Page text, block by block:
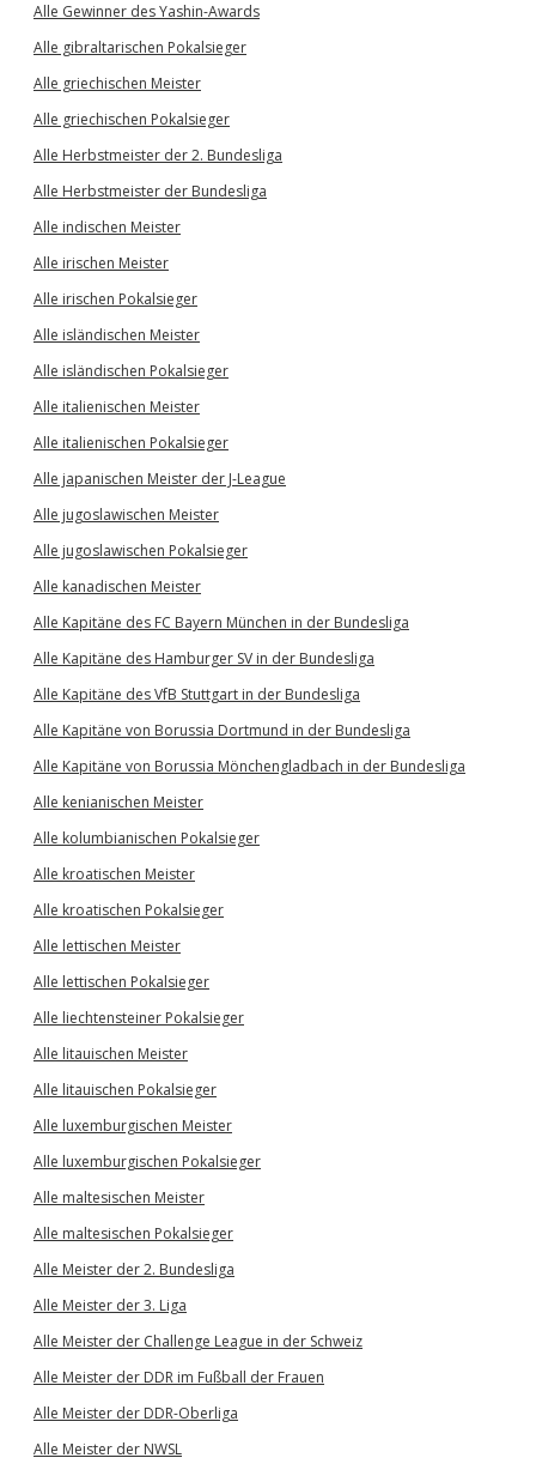
Alle Gewinner des Yashin-Awards
Alle gibraltarischen Pokalsieger
Alle griechischen Meister
Alle griechischen Pokalsieger
Alle Herbstmeister der 2. Bundesliga
Alle Herbstmeister der Bundesliga
Alle indischen Meister
Alle irischen Meister
Alle irischen Pokalsieger
Alle isländischen Meister
Alle isländischen Pokalsieger
Alle italienischen Meister
Alle italienischen Pokalsieger
Alle japanischen Meister der J-League
Alle jugoslawischen Meister
Alle jugoslawischen Pokalsieger
Alle kanadischen Meister
Alle Kapitäne des FC Bayern München in der Bundesliga
Alle Kapitäne des Hamburger SV in der Bundesliga
Alle Kapitäne des VfB Stuttgart in der Bundesliga
Alle Kapitäne von Borussia Dortmund in der Bundesliga
Alle Kapitäne von Borussia Mönchengladbach in der Bundesliga
Alle kenianischen Meister
Alle kolumbianischen Pokalsieger
Alle kroatischen Meister
Alle kroatischen Pokalsieger
Alle lettischen Meister
Alle lettischen Pokalsieger
Alle liechtensteiner Pokalsieger
Alle litauischen Meister
Alle litauischen Pokalsieger
Alle luxemburgischen Meister
Alle luxemburgischen Pokalsieger
Alle maltesischen Meister
Alle maltesischen Pokalsieger
Alle Meister der 2. Bundesliga
Alle Meister der 3. Liga
Alle Meister der Challenge League in der Schweiz
Alle Meister der DDR im Fußball der Frauen
Alle Meister der DDR-Oberliga
Alle Meister der NWSL